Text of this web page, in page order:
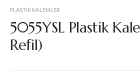
PLASTIK KALEMLER
5055YSL Plastik
Refil)